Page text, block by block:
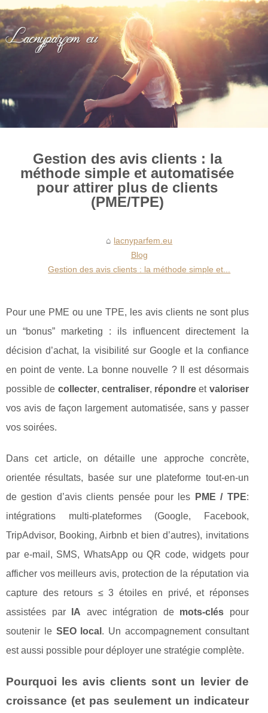
Gestion des avis clients : la
méthode simple et automatisée
pour attirer plus de clients
(PME/TPE)
lacnyparfem.eu
Blog
Gestion des avis clients : la méthode simple et...
Pour une PME ou une TPE, les avis clients ne sont plus
un “bonus” marketing : ils influencent directement la
décision d’achat, la visibilité sur Google et la confiance
en point de vente. La bonne nouvelle ? Il est désormais
possible de collecter, centraliser, répondre et valoriser
vos avis de façon largement automatisée, sans y passer
vos soirées.
Dans cet article, on détaille une approche concrète,
orientée résultats, basée sur une plateforme tout-en-un
de gestion d’avis clients pensée pour les
PME / TPE:
intégrations multi-plateformes (Google, Facebook,
TripAdvisor, Booking, Airbnb et bien d’autres), invitations
par e-mail, SMS, WhatsApp ou QR code, widgets pour
afficher vos meilleurs avis, protection de la réputation via
capture des retours ≤ 3 étoiles en privé, et réponses
assistées par
IA avec intégration de mots-clés pour
soutenir le SEO local . Un accompagnement consultant
est aussi possible pour déployer une stratégie complète.
Pourquoi les avis clients sont un levier de
croissance (et pas seulement un indicateur